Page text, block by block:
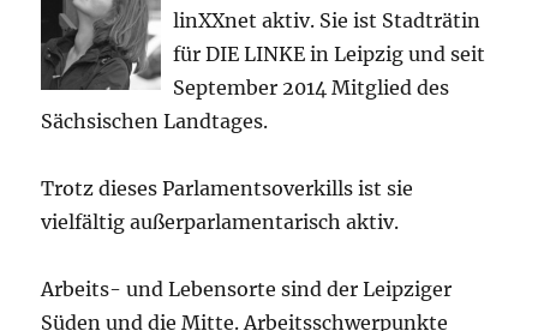
linXXnet aktiv. Sie ist Stadträtin
für DIE LINKE in Leipzig und seit
September 2014 Mitglied des
Sächsischen Landtages.
Trotz dieses Parlamentsoverkills ist sie
vielfältig außerparlamentarisch aktiv.
Arbeits- und Lebensorte sind der Leipziger
Süden und die Mitte. Arbeitsschwerpunkte